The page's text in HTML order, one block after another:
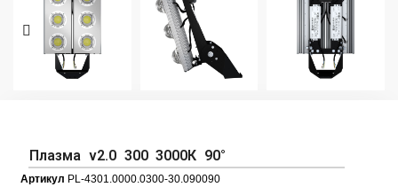
Плазма v2.0 300 3000К 90°
Артикул PL-4301.0000.0300-30.090090